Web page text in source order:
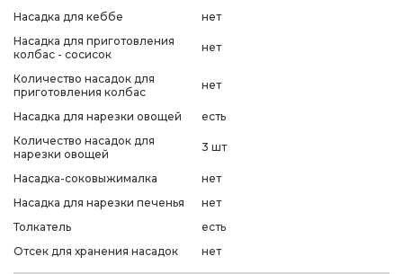
Насадка для кеббе
нет
Насадка для приготовления
колбас - сосисок
нет
Количество насадок для
приготовления колбас
нет
Насадка для нарезки овощей
есть
Количество насадок для
нарезки овощей
3 шт
Насадка-соковыжималка
нет
Насадка для нарезки печенья
нет
Толкатель
есть
Отсек для хранения насадок
нет